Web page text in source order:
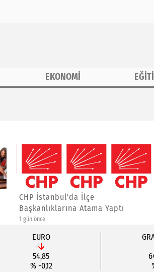
EKONOMİ
Asiad Genel Başkanı Yücel
Yalçınkaya'ya Yeni Görev
EURO
54,85
% -0,12